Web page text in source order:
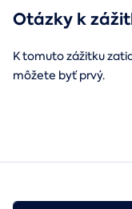
Otázky k
K tomuto zážitku
môžete byť prvý.